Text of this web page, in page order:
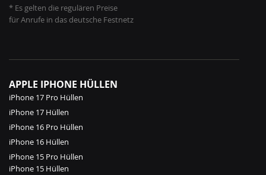
* Es gelten die regulären Preise
für Anrufe in das deutsche Festnetz
APPLE IPHONE HÜLLEN
iPhone 17 Pro Hüllen
iPhone 17 Hüllen
iPhone 16 Pro Hüllen
iPhone 16 Hüllen
iPhone 15 Pro Hüllen
iPhone 15 Hüllen